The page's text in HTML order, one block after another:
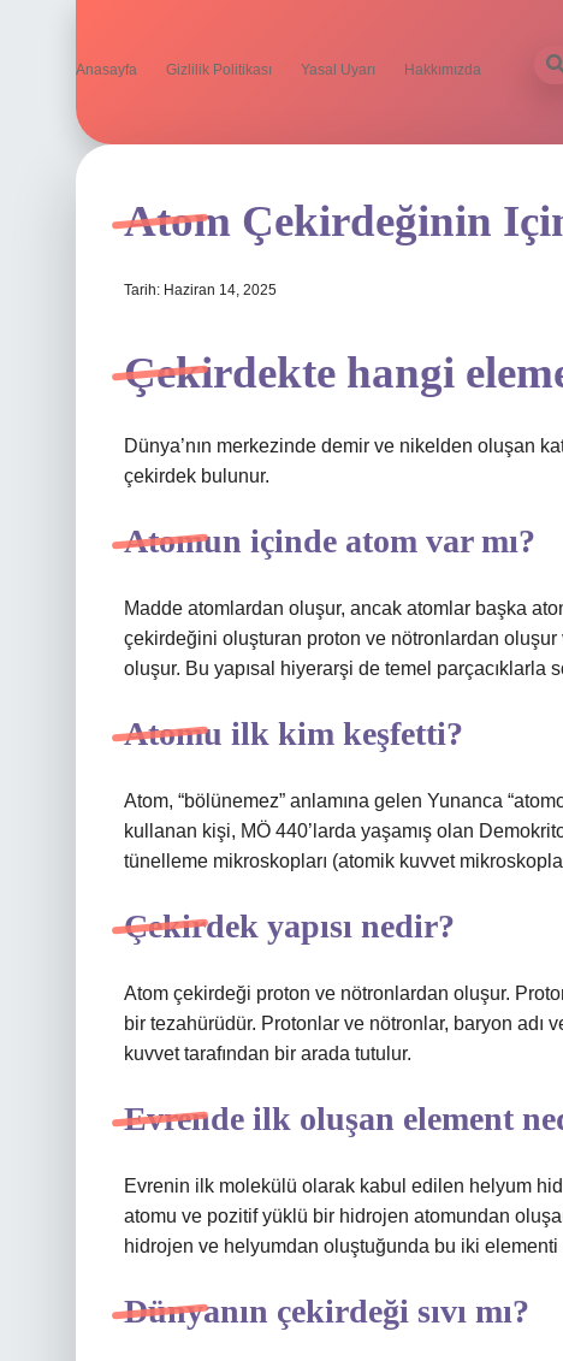
Anasayfa Gizlilik Politikası Yasal Uyarı Hakkımızda
Atom Çekirdeğinin
Tarih: Haziran 14, 2025
Çekirdekte hangi
Dünya’nın merkezinde demir ve nikelden oluşan
çekirdek bulunur.
Atomun içinde atom var mı?
Madde atomlardan oluşur, ancak atomlar başka
çekirdeğini oluşturan proton ve nötronlardan
oluşur. Bu yapısal hiyerarşi de temel parçacıklarla
Atomu ilk kim keşfetti?
Atom, “bölünemez” anlamına gelen Yunanca
kullanan kişi, MÖ 440’larda yaşamış olan
tünelleme mikroskopları (atomik kuvvet
Çekirdek yapısı nedir?
Atom çekirdeği proton ve nötronlardan oluşur.
bir tezahürüdür. Protonlar ve nötronlar, baryon adı
kuvvet tarafından bir arada tutulur.
Evrende ilk oluşan element
Evrenin ilk molekülü olarak kabul edilen helyum
atomu ve pozitif yüklü bir hidrojen atomundan
hidrojen ve helyumdan oluştuğunda bu iki
Dünyanın çekirdeği sıvı mı?